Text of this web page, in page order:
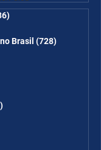
OS
VÁLIDOS NO
Brasil (728)